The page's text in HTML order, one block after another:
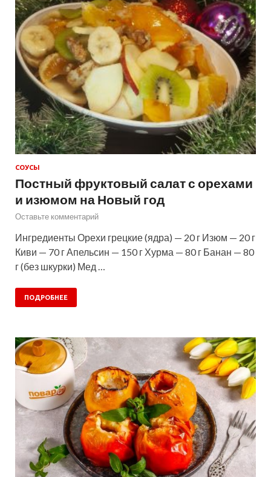
СОУСЫ
Постный фруктовый салат с орехами
и изюмом на Новый год
Оставьте комментарий
Ингредиенты Орехи грецкие (ядра) — 20 г Изюм — 20 г
Киви — 70 г Апельсин — 150 г Хурма — 80 г Банан — 80
г (без шкурки) Мед …
ПОДРОБНЕЕ